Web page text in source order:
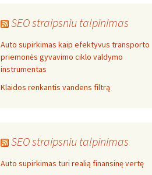
SEO straipsniu talpinimas
Auto supirkimas kaip efektyvus transporto
priemonės gyvavimo ciklo valdymo
instrumentas
Klaidos renkantis vandens filtrą
SEO straipsniu talpinimas
Auto supirkimas turi realią finansinę vertę